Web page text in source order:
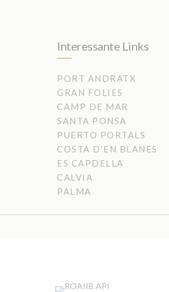
Interessante Links
PORT ANDRATX
GRAN FOLIES
CAMP DE MAR
SANTA PONSA
PUERTO PORTALS
COSTA D’EN BLANES
ES CAPDELLA
CALVIA
PALMA